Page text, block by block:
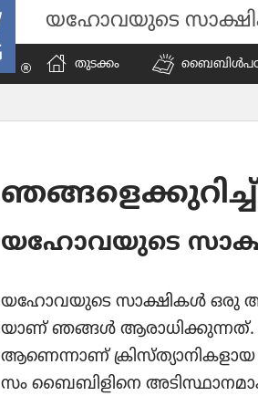
യഹോവയുടെ
തുടക്കം
ഞങ്ങളെ​ക്കു​റിച്ച്‌
യഹോ​വ​യു​ടെ
യഹോ​വ​യു​ടെ സാക്ഷികൾ ഒരു
യാണ്‌ ഞങ്ങൾ ആരാധി​ക്കു​ന്നത്‌.
ആണെന്നാണ്‌
സം ബൈബി​ളി​നെ